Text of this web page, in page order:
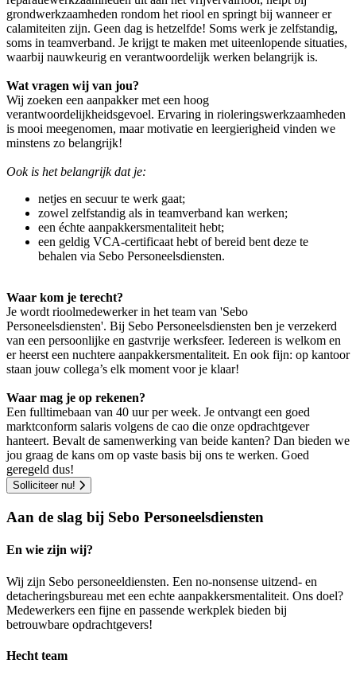
grondwerkzaamheden rondom het riool en springt bij wanneer er
calamiteiten zijn. Geen dag is hetzelfde! Soms werk je zelfstandig,
soms in teamverband. Je krijgt te maken met uiteenlopende situaties,
waarbij nauwkeurig en verantwoordelijk werken belangrijk is.
Wat vragen wij van jou?
Wij zoeken een aanpakker met een hoog
verantwoordelijkheidsgevoel. Ervaring in rioleringswerkzaamheden
is mooi meegenomen, maar motivatie en leergierigheid vinden we
minstens zo belangrijk!
Ook is het belangrijk dat je:
netjes en secuur te werk gaat;
zowel zelfstandig als in teamverband kan werken;
een échte aanpakkersmentaliteit hebt;
een geldig VCA-certificaat hebt of bereid bent deze te
behalen via Sebo Personeelsdiensten.
Waar kom je terecht?
Je wordt rioolmedewerker in het team van 'Sebo
Personeelsdiensten'. Bij Sebo Personeelsdiensten ben je verzekerd
van een persoonlijke en gastvrije werksfeer. Iedereen is welkom en
er heerst een nuchtere aanpakkersmentaliteit. En ook fijn: op kantoor
staan jouw collega’s elk moment voor je klaar!
Waar mag je op rekenen?
Een fulltimebaan van 40 uur per week. Je ontvangt een goed
marktconform salaris volgens de cao die onze opdrachtgever
hanteert. Bevalt de samenwerking van beide kanten? Dan bieden we
jou graag de kans om op vaste basis bij ons te werken. Goed
geregeld dus!
Solliciteer nu!
Aan de slag bij Sebo Personeelsdiensten
En wie zijn wij?
Wij zijn Sebo personeeldiensten. Een no-nonsense uitzend- en
detacheringsbureau met een echte aanpakkersmentaliteit. Ons doel?
Medewerkers een fijne en passende werkplek bieden bij
betrouwbare opdrachtgevers!
Hecht team